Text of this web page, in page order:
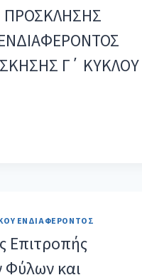
Γ΄ ΚΥΚΛΟΥ
ΕΝΔΙΑΦΈΡΟΝΤΟΣ
Επιτροπής
Φύλων και